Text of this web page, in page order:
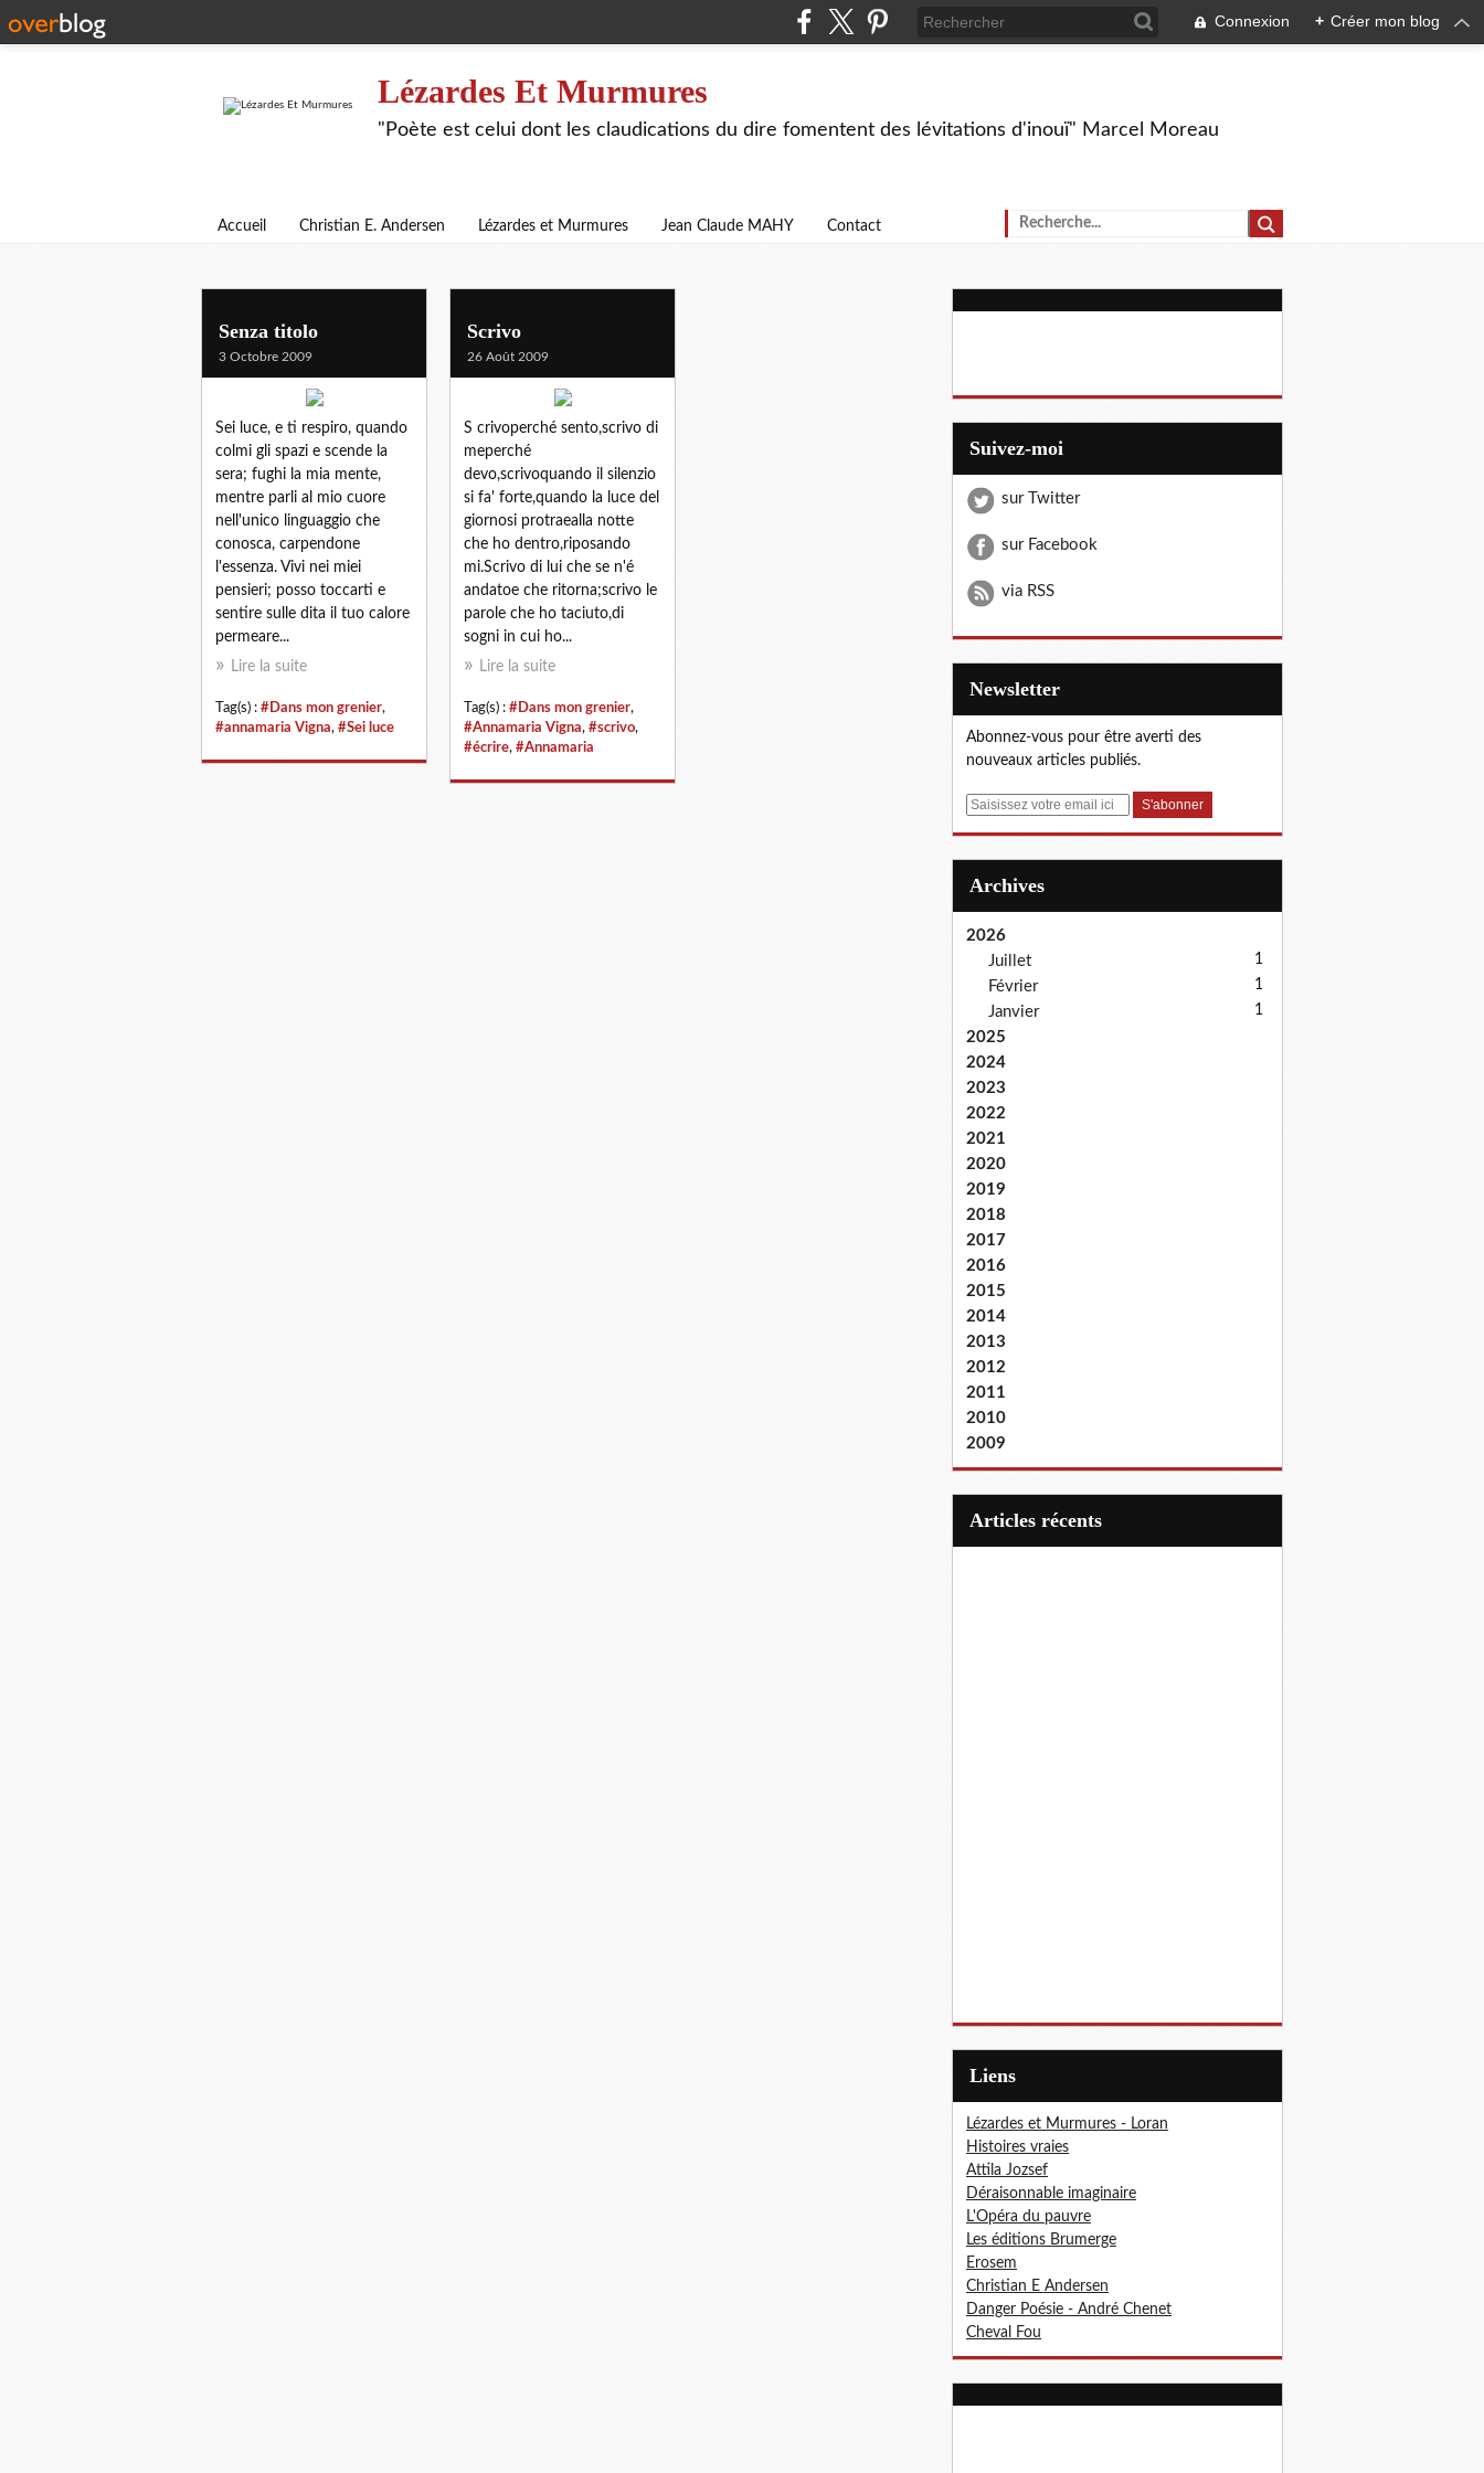
Connexion + Créer mon blog
Lézardes Et Murmures
"Poète est celui dont les claudications du dire fomentent des lévitations d'inouï" Marcel Moreau
Accueil Christian E. Andersen Lézardes et Murmures Jean Claude MAHY Contact
annamaria vigna
Senza titolo
3 Octobre 2009
Sei luce, e ti respiro, quando
colmi gli spazi e scende la
sera; fughi la mia mente,
mentre parli al mio cuore
nell'unico linguaggio che
conosca, carpendone
l'essenza. Vivi nei miei
pensieri; posso toccarti e
sentire sulle dita il tuo calore
permeare...
Lire la suite
Tag(s) : #Dans mon grenier,
#annamaria Vigna, #Sei luce
Scrivo
26 Août 2009
S crivoperché sento,scrivo di
meperché
devo,scrivoquando il silenzio
si fa' forte,quando la luce del
giornosi protraealla notte
che ho dentro,riposando
mi.Scrivo di lui che se n'é
andatoe che ritorna;scrivo le
parole che ho taciuto,di
sogni in cui ho...
Lire la suite
Tag(s) : #Dans mon grenier,
#Annamaria Vigna, #scrivo,
#écrire, #Annamaria
Suivez-moi
sur Twitter
sur Facebook
via RSS
Newsletter
Abonnez-vous pour être averti des
nouveaux articles publiés.
E
Archives
2026
Juillet
1
Février 1
Janvier 1
2025
2024
2023
2022
2021
2020
2019
2018
2017
2016
2015
2014
2013
2012
2011
2010
2009
articles récents
Liens
Lézardes et Murmures - Loran
Histoires vraies
Attila Jozsef
Déraisonnable imaginaire
L'Opéra du pauvre
Les éditions Brumerge
Erosem
Christian E Andersen
Danger Poésie - André Chenet
Cheval Fou